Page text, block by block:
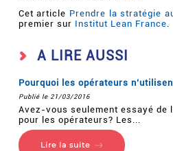
Cet article Prendre la stratégie
premier sur Institut Lean France.
A LIRE AUSSI
Pourquoi les opérateurs
Publié le 21/03/2016
Avez-vous seulement essayé de
pour les opérateurs? Les...
Lire la suite